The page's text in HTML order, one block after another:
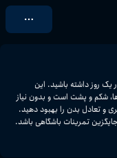
یک روز داشته باشید. این
شکم و پشت است و بدون نیاز
سنگین، به شما کمک می‌کند قدرت، انعطاف‌پذیری و تعادل بدن را بهبود دهید.